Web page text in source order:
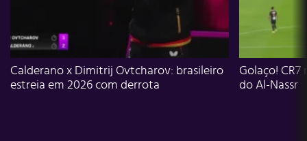
Calderano x Dimitrij Ovtcharov: brasileiro
estreia em 2026 com derrota
Golaço!
do Al-Nassr